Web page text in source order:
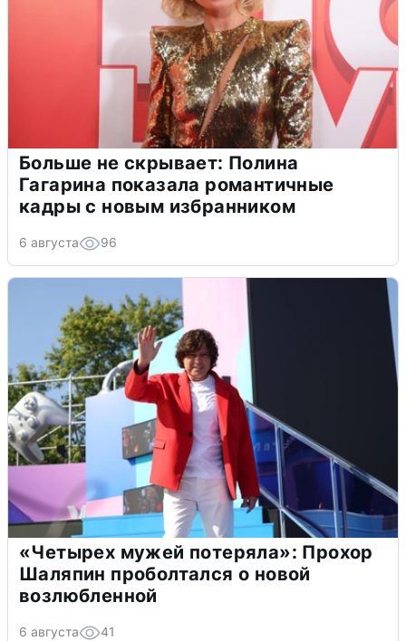
Больше не скрывает: Полина
Гагарина показала романтичные
кадры с новым избранником
6 августа 96
«Четырех мужей потеряла»: Прохор
Шаляпин проболтался о новой
возлюбленной
6 августа 41